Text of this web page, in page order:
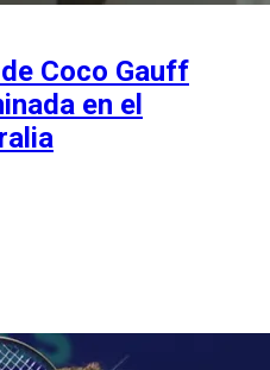
Coco Gauff
en el